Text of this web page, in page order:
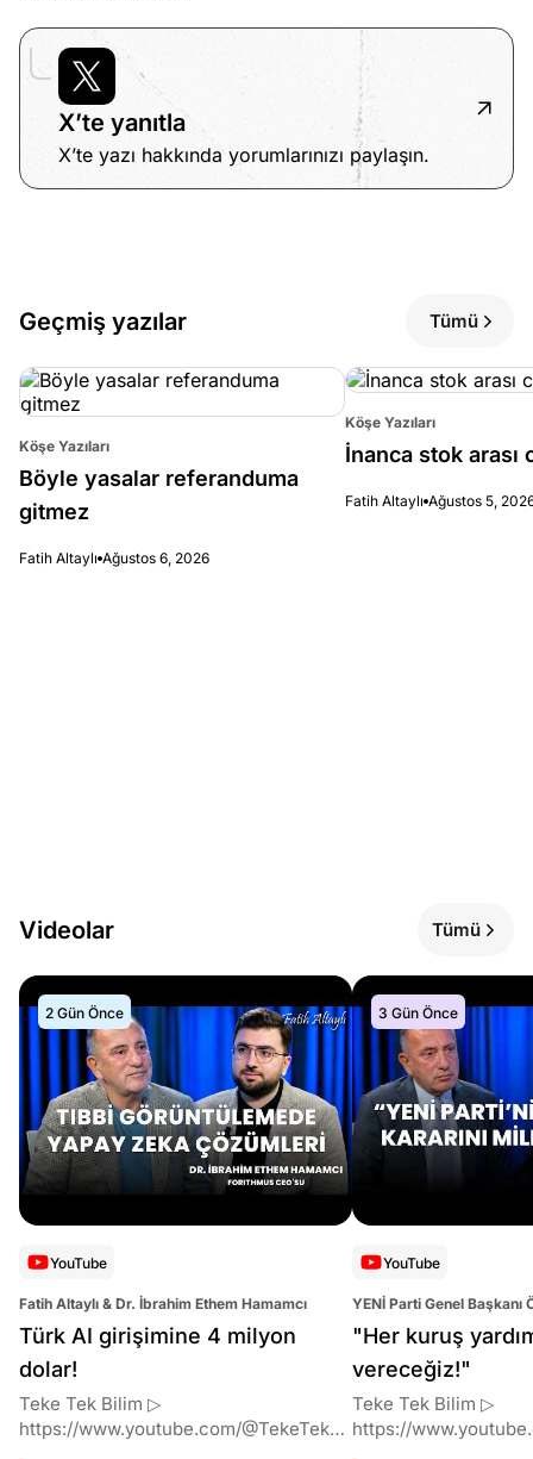
X’te yanıtla
X’te yazı hakkında yorumlarınızı paylaşın.
Geçmiş yazılar Tümü
Köşe Yazıları
Böyle yasalar referanduma
gitmez
Fatih Altaylı Ağustos 6, 2026
Köşe Yazıları
İnanca stok arası
Fatih Altaylı Ağustos 5,
Videolar Tümü
2 Gün Önce
YouTube
Fatih Altaylı & Dr. İbrahim Ethem Hamamcı
Türk AI girişimine 4 milyon
dolar!
Teke Tek Bilim ▷
https://www.youtube.com/@TekeTekBil
3 Gün Önce
YouTube
YENİ Parti Genel Başkanı
Altaylı
"Her kuruş
vereceğiz!"
Teke Tek Bilim ▷
https://